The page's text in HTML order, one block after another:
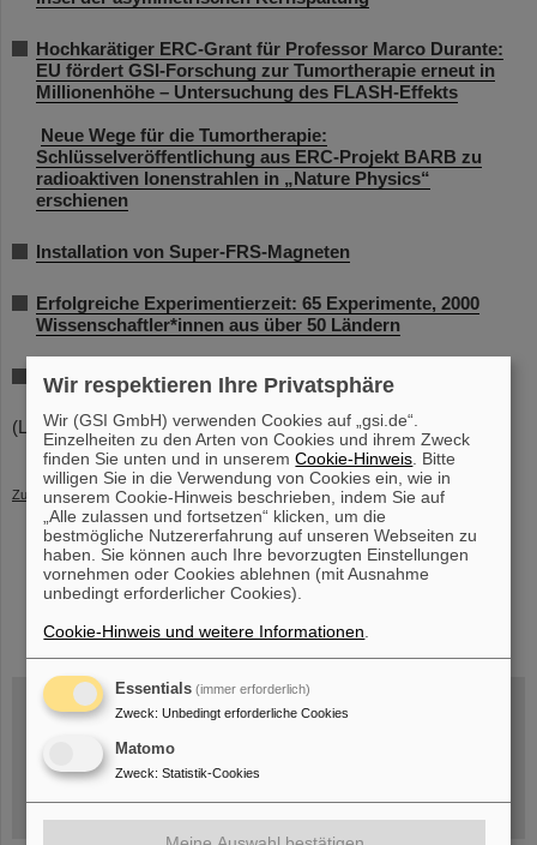
Hochkarätiger ERC-Grant für Professor Marco Durante:
EU fördert GSI-Forschung zur Tumortherapie erneut in
Millionenhöhe – Untersuchung des FLASH-Effekts
Neue Wege für die Tumortherapie:
Schlüsselveröffentlichung aus ERC-Projekt BARB zu
radioaktiven Ionenstrahlen in „Nature Physics“
erschienen
Installation von Super-FRS-Magneten
Erfolgreiche Experimentierzeit: 65 Experimente, 2000
Wissenschaftler*innen aus über 50 Ländern
Tag der offenen Tür in der Hessischen Landesvertretung
in Berlin: GSI und FAIR ziehen positive Bilanz
(LW)
Zurück
Mittwoch, 19.08.2026, 14 Uhr
Warum existiert nicht einfach nichts?
Hannah Elfner,
Anmeldung und weitere Informationen
Wir respektieren Ihre Privatsphäre
Wir (GSI GmbH) verwenden Cookies auf „gsi.de“.
Einzelheiten zu den Arten von Cookies und ihrem Zweck
finden Sie unten und in unseremCookie-Hinweis . Bitte
willigen Sie in die Verwendung von Cookies ein, wie in
unserem Cookie-Hinweis beschrieben, indem Sie auf
„Alle zulassen und fortsetzen“ klicken, um die
bestmögliche Nutzererfahrung auf unseren Webseiten zu
haben. Sie können auch Ihre bevorzugten Einstellungen
vornehmen oder Cookies ablehnen (mit Ausnahme
unbedingt erforderlicher Cookies).
Cookie-Hinweis und weitere Informationen
Essentials (immer erforderlich)
Zweck: Unbedingt erforderliche Cookies
Matomo
Zweck: Statistik-Cookies